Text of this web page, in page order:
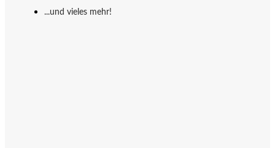
...und vieles mehr!